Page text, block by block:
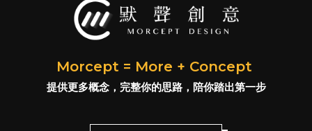
Morcept = More + Concept
提供更多概念，完整你的思路，陪你踏出第一步